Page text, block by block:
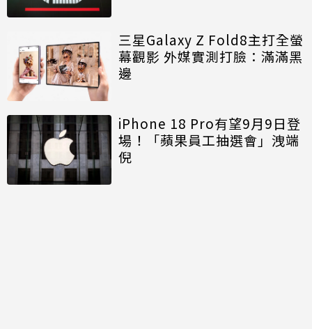
三星Galaxy Z Fold8主打全螢
幕觀影 外媒實測打臉：滿滿黑
邊
iPhone 18 Pro有望9月9日登
場！「蘋果員工抽選會」洩端
倪